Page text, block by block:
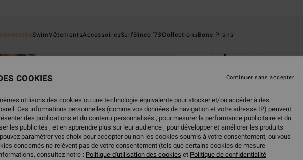
SwimVêtementsAccessoiresSurfSince '73CollectionsBons Plans
Supalove
(3 Avis)
109,95 €
CouleurChoc Chip
COOKIES
utilisons des cookies ou une technologie équivalente pour stocker et/ou accéder à des
Ces informations personnelles (comme vos données de navigation et votre adresse IP) peuvent
des publications et du contenu personnalisés ; pour mesurer la performance publicitaire et du
les publicités ; et en apprendre plus sur leur audience ; pour développer et améliorer les produits
paramétrer vos choix pour accepter ou non les cookies soumis à votre consentement, ou vous
concernés ne relèvent pas de votre consentement (tels que certains cookies de mesure
consultez notre : Politique d'utilisation des cookies et Politique de confidentialité
Continuer sans accepter